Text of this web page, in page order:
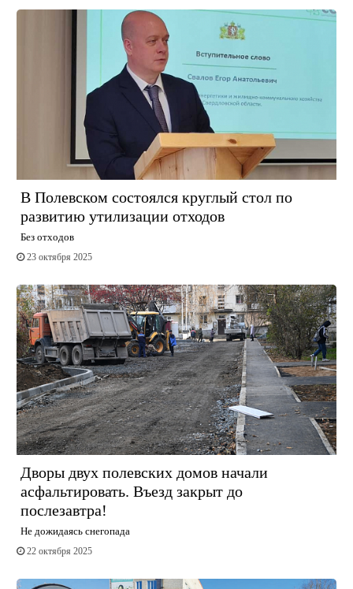
В Полевском состоялся круглый стол по
развитию утилизации отходов
Без отходов
23 октября 2025
Дворы двух полевских домов начали
асфальтировать. Въезд закрыт до
послезавтра!
Не дожидаясь снегопада
22 октября 2025